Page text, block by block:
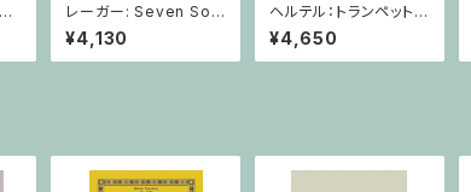
/
レーガー: Seven Son
atas op. 91 Heft 2 /
ヴァイオリン
¥4,130
ヘルテル：トランペット協
奏曲第1番 変ホ長調/
トランペット・ピアノ
¥4,650